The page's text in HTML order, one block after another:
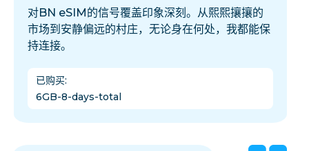
对BN eSIM的信号覆盖印象深刻。从熙熙攘攘的
市场到安静偏远的村庄，无论身在何处，我都能保
持连接。
已购买:
6GB-8-days-total